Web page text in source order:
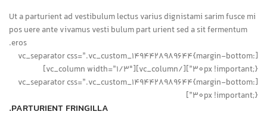
Ut a parturient ad vestibulum lectus varius dignistami sarim fusce mi
pos uere ante vivamus vesti bulum part urient sed a sit fermentum
eros.
[vc_separator css=”.vc_custom_1494428989644{margin-bottom:
30px !important;}”][/vc_column][vc_column width=”1/3″]
[vc_separator css=”.vc_custom_1494428989644{margin-bottom:
30px !important;}”]
PARTURIENT FRINGILLA.